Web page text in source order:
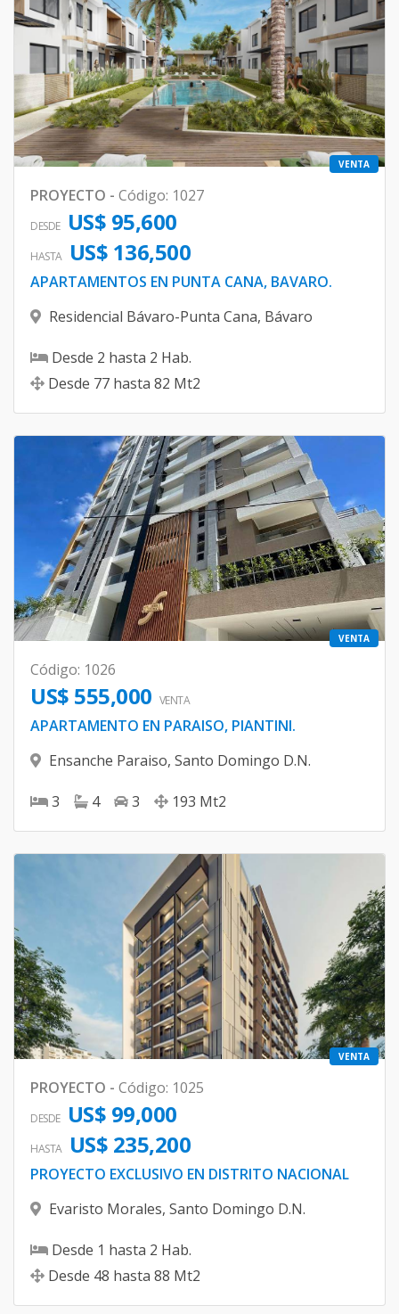
VENTA
PROYECTO - Código: 1027
DESDE US$ 95,600
HASTA US$ 136,500
APARTAMENTOS EN PUNTA CANA, BAVARO.
Residencial Bávaro-Punta Cana, Bávaro
Desde 2 hasta 2 Hab.
Desde 77 hasta 82 Mt2
VENTA
Código: 1026
US$ 555,000 VENTA
APARTAMENTO EN PARAISO, PIANTINI.
Ensanche Paraiso, Santo Domingo D.N.
3 4 3 193 Mt2
VENTA
PROYECTO - Código: 1025
DESDE US$ 99,000
HASTA US$ 235,200
PROYECTO EXCLUSIVO EN DISTRITO NACIONAL
Evaristo Morales, Santo Domingo D.N.
Desde 1 hasta 2 Hab.
Desde 48 hasta 88 Mt2